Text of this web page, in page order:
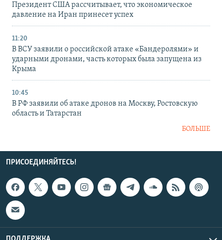
Президент США рассчитывает, что экономическое
давление на Иран принесет успех
11:20
В ВСУ заявили о российской атаке «Бандеролями» и
ударными дронами, часть которых была запущена из
Крыма
10:45
В РФ заявили об атаке дронов на Москву, Ростовскую
область и Татарстан
БОЛЬШЕ
ПРИСОЕДИНЯЙТЕСЬ!